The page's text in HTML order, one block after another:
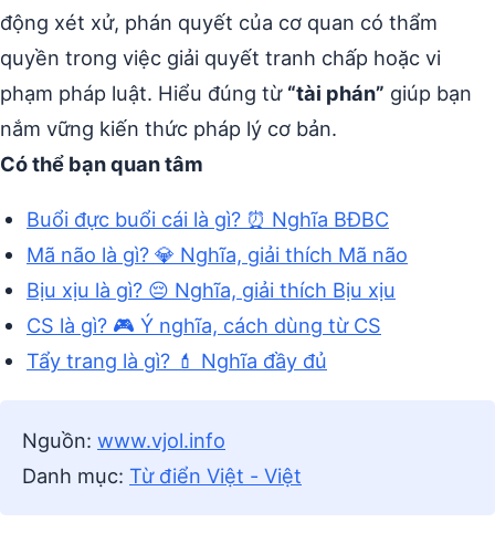
động xét xử, phán quyết của cơ quan có thẩm
quyền trong việc giải quyết tranh chấp hoặc vi
phạm pháp luật. Hiểu đúng từ “tài phán” giúp bạn
nắm vững kiến thức pháp lý cơ bản.
Có thể bạn quan tâm
Buổi đực buổi cái là gì? ⏰ Nghĩa BĐBC
Mã não là gì? 💎 Nghĩa, giải thích Mã não
Bịu xịu là gì? 😔 Nghĩa, giải thích Bịu xịu
CS là gì? 🎮 Ý nghĩa, cách dùng từ CS
Tẩy trang là gì? 💄 Nghĩa đầy đủ
Nguồn: www.vjol.info
Danh mục: Từ điển Việt - Việt